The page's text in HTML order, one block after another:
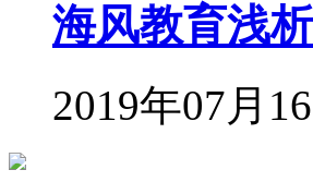
海风教育浅
2019年07月